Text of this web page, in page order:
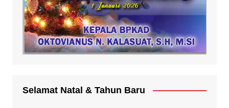
Selamat Natal & Tahun Baru